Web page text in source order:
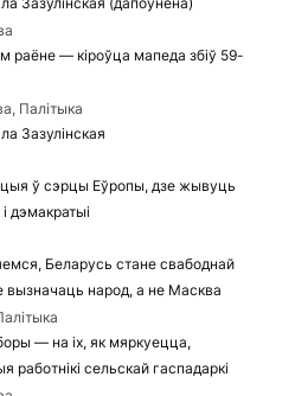
раёне — кіроўца мапеда збіў 59-
Палітыка
Зазулінская
ў сэрцы Еўропы, дзе жывуць
дэмакратыі
Беларусь стане свабоднай
вызначаць народ, а не Масква
— на іх, як мяркуецца,
сельскай гаспадаркі